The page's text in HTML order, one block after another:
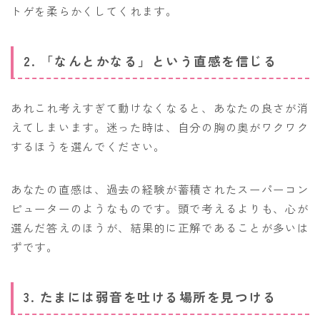
トゲを柔らかくしてくれます。
2. 「なんとかなる」という直感を信じる
あれこれ考えすぎて動けなくなると、あなたの良さが消
えてしまいます。迷った時は、自分の胸の奥がワクワク
するほうを選んでください。
あなたの直感は、過去の経験が蓄積されたスーパーコン
ピューターのようなものです。頭で考えるよりも、心が
選んだ答えのほうが、結果的に正解であることが多いは
ずです。
3. たまには弱音を吐ける場所を見つける